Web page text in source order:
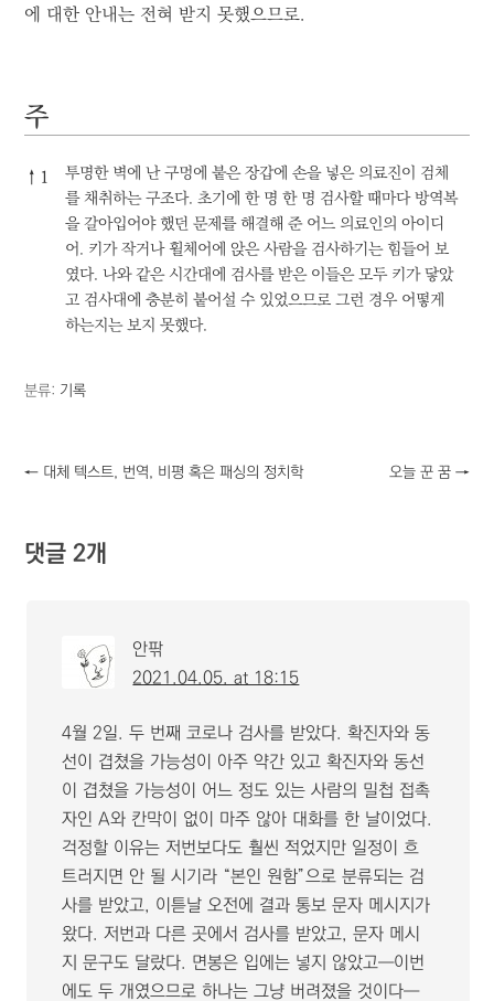
에 대한 안내는 전혀 받지 못했으므로.
주
주↑ 1
투명한 벽에 난 구멍에 붙은 장갑에 손을 넣은 의료진이 검체
를 채취하는 구조다. 초기에 한 명 한 명 검사할 때마다 방역복
을 갈아입어야 했던 문제를 해결해 준 어느 의료인의 아이디
어. 키가 작거나 휠체어에 앉은 사람을 검사하기는 힘들어 보
였다. 나와 같은 시간대에 검사를 받은 이들은 모두 키가 닿았
고 검사대에 충분히 붙어설 수 있었으므로 그런 경우 어떻게
하는지는 보지 못했다.
분류: 기록
← 대체 텍스트, 번역, 비평 혹은 패싱의 정치학 오늘 꾼 꿈→
댓글 2개
안팎
2021.04.05. at 18:15
4월 2일. 두 번째 코로나 검사를 받았다. 확진자와 동
선이 겹쳤을 가능성이 아주 약간 있고 확진자와 동선
이 겹쳤을 가능성이 어느 정도 있는 사람의 밀첩 접촉
자인 A와 칸막이 없이 마주 않아 대화를 한 날이었다.
걱정할 이유는 저번보다도 훨씬 적었지만 일정이 흐
트러지면 안 될 시기라 “본인 원함”으로 분류되는 검
사를 받았고, 이튿날 오전에 결과 통보 문자 메시지가
왔다. 저번과 다른 곳에서 검사를 받았고, 문자 메시
지 문구도 달랐다. 면봉은 입에는 넣지 않았고―이번
에도 두 개였으므로 하나는 그냥 버려졌을 것이다―